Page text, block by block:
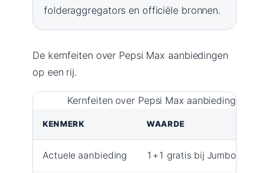
folderaggregators en officiële bronnen.
De kernfeiten over Pepsi Max aanbiedingen
op een rij.
Kernfeiten over Pepsi Max aanbiedingen en
KENMERK WAARDE
Actuele aanbieding 1+1 gratis bij Jumbo, AH,